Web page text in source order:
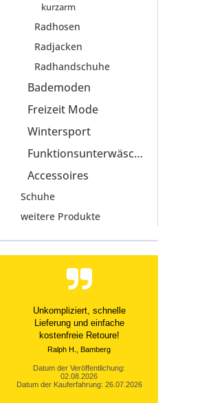
kurzarm
Radhosen
Radjacken
Radhandschuhe
Bademoden
Freizeit Mode
Wintersport
Funktionsunterwäsche
Accessoires
Schuhe
weitere Produkte
Unkompliziert, schnelle
Lieferung und einfache
kostenfreie Retoure!
Ralph H., Bamberg
Datum der Veröffentlichung:
02.08.2026
Datum der Kauferfahrung: 26.07.2026